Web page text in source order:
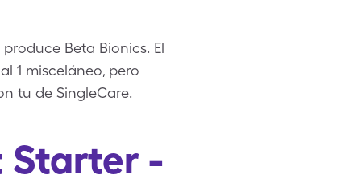
Beta Bionics. El
1 misceláneo, pero
tu de SingleCare.
Starter -